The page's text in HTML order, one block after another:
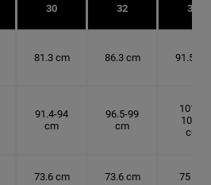
30 32 34
81.3 cm 86.3 cm 91.5 cm
91.4-94
cm
96.5-99
cm
101.6-
104.1
cm
73.6 cm 73.6 cm 75 cm